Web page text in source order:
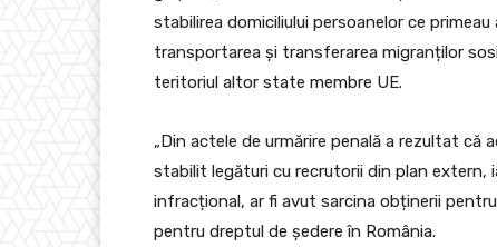
stabilirea domiciliului persoanelor ce
transportarea și transferarea migranților
teritoriul altor state membre UE.
„Din actele de urmărire penală a rezultat
stabilit legături cu recrutorii din plan extern,
infracțional, ar fi avut sarcina obținerii
pentru dreptul de ședere în România.